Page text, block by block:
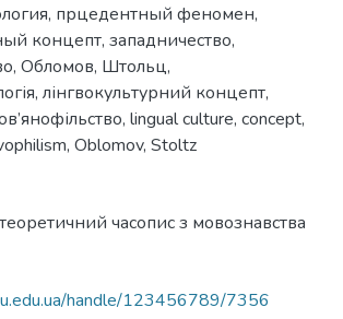
, прцедентный феномен,
концепт, западничество,
, Обломов, Штольц,
, лінгвокультурний концепт,
, lingual culture, concept,
, Oblomov, Stoltz
часопис з мовознавства
handle/123456789/7356